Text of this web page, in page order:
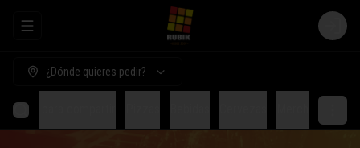
Abrir menu de navegación Login
¿Dónde quieres pedir?
Comida para compartir